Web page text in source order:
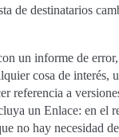
de destinatarios
un informe de
cosa de interés,
referencia a
un Enlace: en el
no hay necesidad